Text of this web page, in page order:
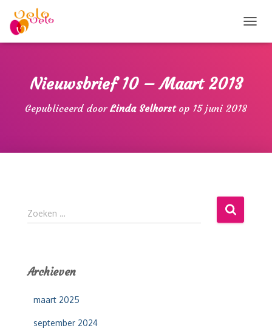
O
Nieuwsbrief 10 – Maart 2013
Gepubliceerd doorLinda Selhorstop 15 juni 2018
Z
o
n
Zoeken …
Archieven
maart 2025
september 2024